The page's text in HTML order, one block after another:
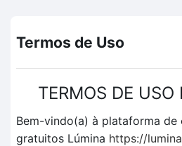
Termos de Uso
TERMOS DE USO
Bem-vindo(a) à plataforma de
gratuitos Lúmina https://